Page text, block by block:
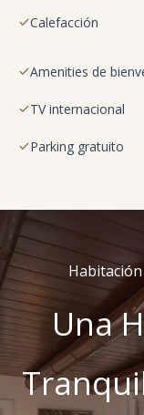
Calefacción
Amenities de
TV internacional
Parking gratuito
Habitación
Una